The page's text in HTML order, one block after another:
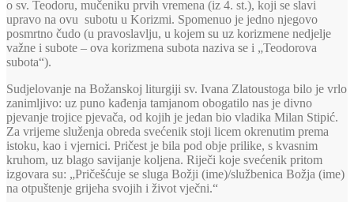
o sv. Teodoru, mučeniku prvih vremena (iz 4. st.), koji se slavi
upravo na ovu subotu u Korizmi. Spomenuo je jedno njegovo
posmrtno čudo (u pravoslavlju, u kojem su uz korizmene nedjelje
važne i subote – ova korizmena subota naziva se i „Teodorova
subota“).
Sudjelovanje na Božanskoj liturgiji sv. Ivana Zlatoustoga bilo je vrlo
zanimljivo: uz puno kađenja tamjanom obogatilo nas je divno
pjevanje trojice pjevača, od kojih je jedan bio vladika Milan Stipić.
Za vrijeme služenja obreda svećenik stoji licem okrenutim prema
istoku, kao i vjernici. Pričest je bila pod obje prilike, s kvasnim
kruhom, uz blago savijanje koljena. Riječi koje svećenik pritom
izgovara su: „Pričešćuje se sluga Božji (ime)/službenica Božja (ime)
na otpuštenje grijeha svojih i život vječni.“